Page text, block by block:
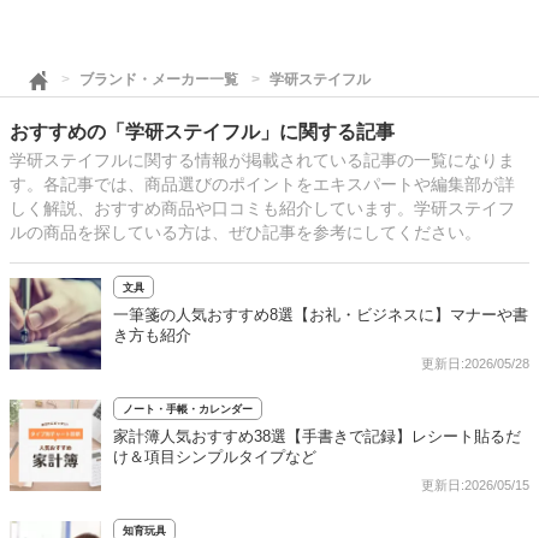
ブランド・メーカー一覧 学研ステイフル
おすすめの「学研ステイフル」に関する記事
学研ステイフルに関する情報が掲載されている記事の一覧になりま
す。各記事では、商品選びのポイントをエキスパートや編集部が詳
しく解説、おすすめ商品や口コミも紹介しています。学研ステイフ
ルの商品を探している方は、ぜひ記事を参考にしてください。
文具
一筆箋の人気おすすめ8選【お礼・ビジネスに】マナーや書
き方も紹介
更新日:2026/05/28
ノート・手帳・カレンダー
家計簿人気おすすめ38選【手書きで記録】レシート貼るだ
け＆項目シンプルタイプなど
更新日:2026/05/15
知育玩具